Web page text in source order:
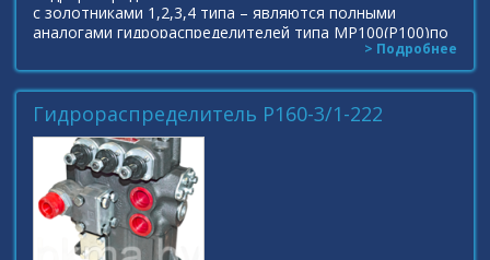
с золотниками 1,2,3,4 типа – являются полными
аналогами гидрораспределителей типа МР100(Р100)по
> Подробнее
Гидрораспределитель Р160-3/1-222